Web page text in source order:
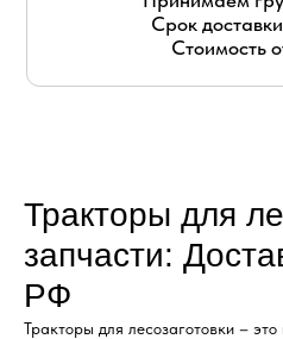
Тракторы для
запчасти:
РФ
Тракторы для лесозаготовки –